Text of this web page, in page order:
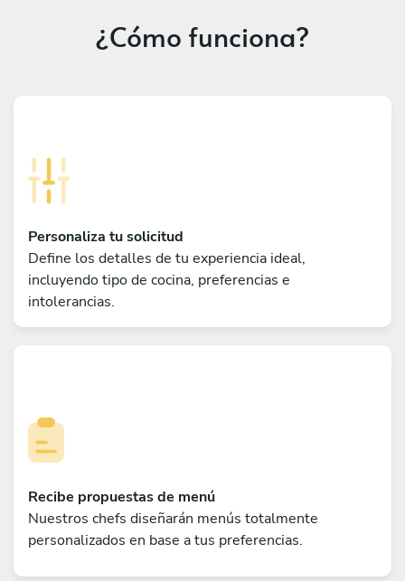
¿Cómo funciona?
Personaliza tu solicitud
Define los detalles de tu experiencia ideal,
incluyendo tipo de cocina, preferencias e
intolerancias.
Recibe propuestas de menú
Nuestros chefs diseñarán menús totalmente
personalizados en base a tus preferencias.